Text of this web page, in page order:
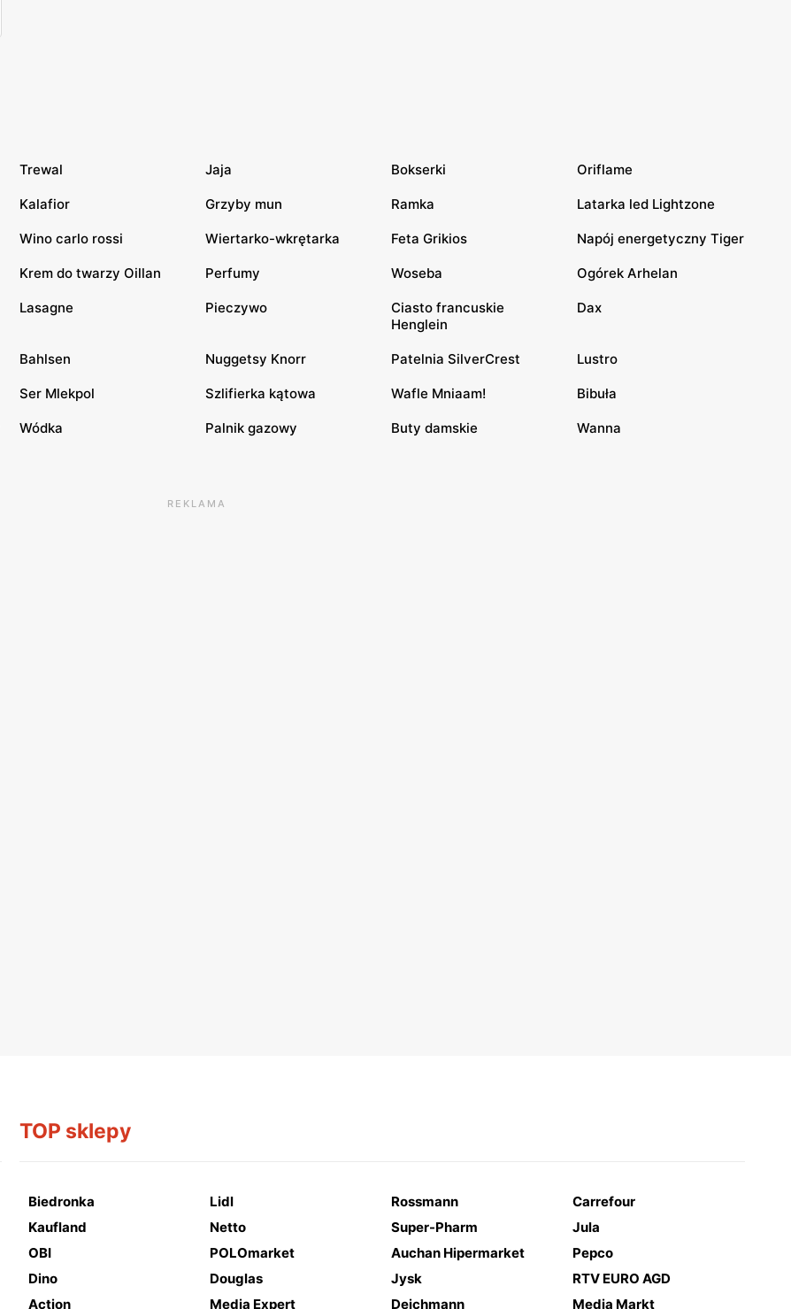
Trewal Jaja Bokserki Oriflame
Kalafior Grzyby mun Ramka Latarka led Lightzone
Wino carlo rossi Wiertarko-wkrętarka Feta Grikios Napój energetyczny Tiger
Krem do twarzy Oillan Perfumy Woseba Ogórek Arhelan
Lasagne Pieczywo
Ciasto francuskie
Henglein
Dax
Bahlsen Nuggetsy Knorr Patelnia SilverCrest Lustro
Ser Mlekpol Szlifierka kątowa Wafle Mniaam! Bibuła
Wódka Palnik gazowy Buty damskie Wanna
REKLAMA
TOP sklepy
Biedronka Lidl Rossmann
Carrefour
Kaufland
Netto Super-Pharm
Jula
OBI
POLOmarket Auchan Hipermarket
Pepco
Dino
Douglas Jysk
RTV EURO AGD
Action
Media Expert Deichmann Media Markt